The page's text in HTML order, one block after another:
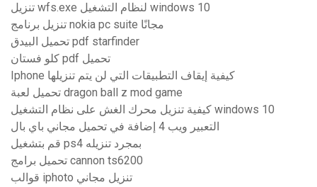
تنزيل wfs.exe لنظام التشغيل windows 10
تنزيل برنامج nokia pc suite مجانًا
تحميل البيدق pdf starfinder
كلو فستان pdf تحميل
Iphone كيفية إيقاف التطبيقات التي لن يتم تنزيلها
تحميل لعبة dragon ball z mod game
كيفية تنزيل محرك الغش على نظام التشغيل windows 10
التعبير ويب 4 إضافة في تحميل مجاني باي بال
قم بتشغيل ps4 بمجرد تنزيله
تحميل برامج cannon ts6200
قوالب iphoto تنزيل مجاني